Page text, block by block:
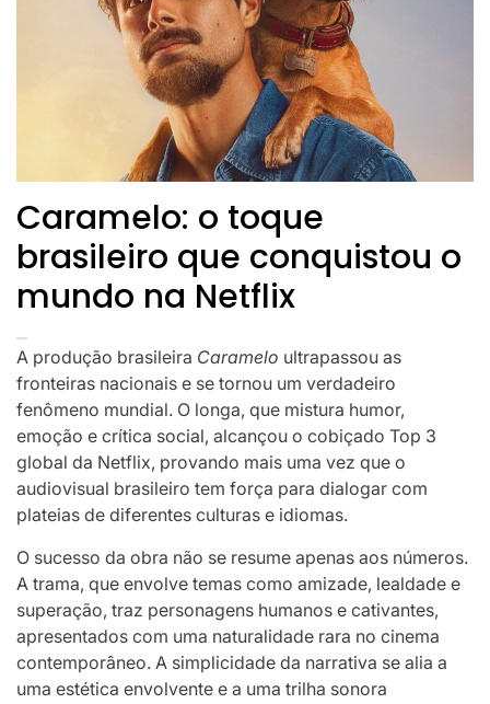
Caramelo: o toque
brasileiro que conquistou o
mundo na Netflix
A produção brasileira Caramelo ultrapassou as
fronteiras nacionais e se tornou um verdadeiro
fenômeno mundial. O longa, que mistura humor,
emoção e crítica social, alcançou o cobiçado Top 3
global da Netflix, provando mais uma vez que o
audiovisual brasileiro tem força para dialogar com
plateias de diferentes culturas e idiomas.
O sucesso da obra não se resume apenas aos números.
A trama, que envolve temas como amizade, lealdade e
superação, traz personagens humanos e cativantes,
apresentados com uma naturalidade rara no cinema
contemporâneo. A simplicidade da narrativa se alia a
uma estética envolvente e a uma trilha sonora